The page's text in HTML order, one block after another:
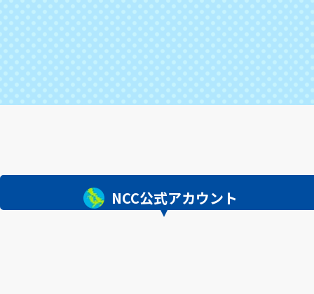
NCC公式アカウント